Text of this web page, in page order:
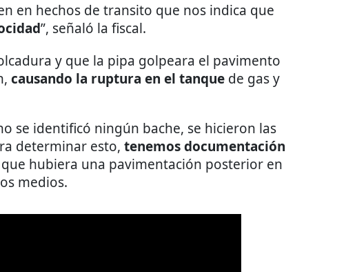
en hechos de transito que nos indica que
”, señaló la fiscal.
y que la pipa golpeara el pavimento
causando la ruptura en el tanque de gas y
se identificó ningún bache, se hicieron las
determinar esto, tenemos documentación
que hubiera una pavimentación posterior en
medios.